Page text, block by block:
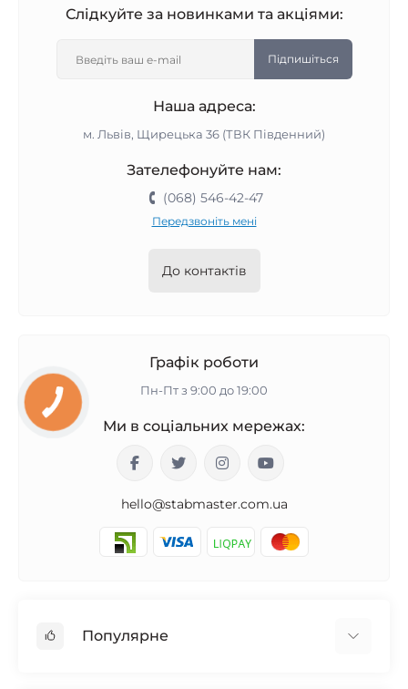
Слідкуйте за новинками та акціями:
Підпишіться
Наша адреса:
м. Львів, Щирецька 36 (ТВК Південний)
Зателефонуйте нам:
(068) 546-42-47
Передзвоніть мені
До контактів
Графік роботи
Пн-Пт з 9:00 до 19:00
Ми в соціальних мережах:
hello@stabmaster.com.ua
Популярне